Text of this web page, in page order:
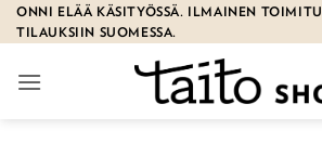
Skip
to
ONNI ELÄÄ KÄSITYÖSSÄ. ILMAINEN
TILAUKSIIN SUOMESSA.